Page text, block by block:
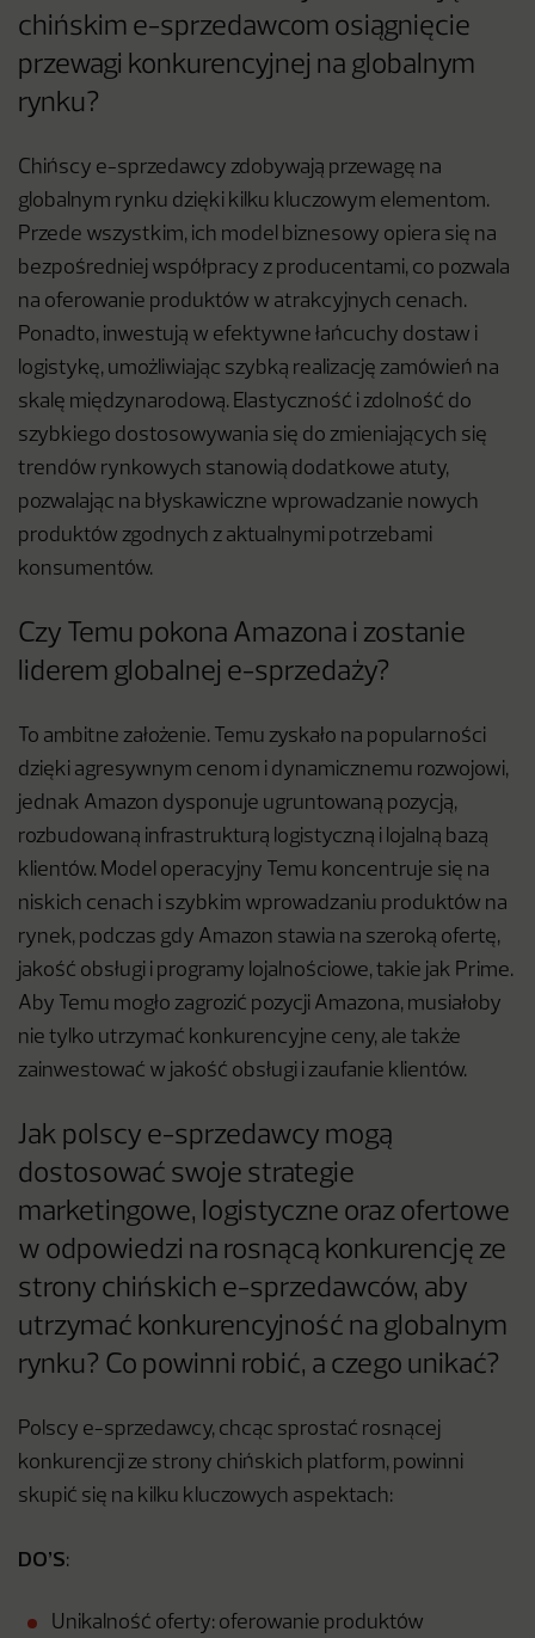
chińskim e-sprzedawcom osiągnięcie
przewagi konkurencyjnej na globalnym
rynku?
Chińscy e-sprzedawcy zdobywają przewagę na
globalnym rynku dzięki kilku kluczowym elementom.
Przede wszystkim, ich model biznesowy opiera się na
bezpośredniej współpracy z producentami, co pozwala
na oferowanie produktów w atrakcyjnych cenach.
Ponadto, inwestują w efektywne łańcuchy dostaw i
logistykę, umożliwiając szybką realizację zamówień na
skalę międzynarodową. Elastyczność i zdolność do
szybkiego dostosowywania się do zmieniających się
trendów rynkowych stanowią dodatkowe atuty,
pozwalając na błyskawiczne wprowadzanie nowych
produktów zgodnych z aktualnymi potrzebami
konsumentów.
Czy Temu pokona Amazona i zostanie
liderem globalnej e-sprzedaży?
To ambitne założenie. Temu zyskało na popularności
dzięki agresywnym cenom i dynamicznemu rozwojowi,
jednak Amazon dysponuje ugruntowaną pozycją,
rozbudowaną infrastrukturą logistyczną i lojalną bazą
klientów. Model operacyjny Temu koncentruje się na
niskich cenach i szybkim wprowadzaniu produktów na
rynek, podczas gdy Amazon stawia na szeroką ofertę,
jakość obsługi i programy lojalnościowe, takie jak Prime.
Aby Temu mogło zagrozić pozycji Amazona, musiałoby
nie tylko utrzymać konkurencyjne ceny, ale także
zainwestować w jakość obsługi i zaufanie klientów.
Jak polscy e-sprzedawcy mogą
dostosować swoje strategie
marketingowe, logistyczne oraz ofertowe
w odpowiedzi na rosnącą konkurencję ze
strony chińskich e-sprzedawców, aby
utrzymać konkurencyjność na globalnym
rynku? Co powinni robić, a czego unikać?
Polscy e-sprzedawcy, chcąc sprostać rosnącej
konkurencji ze strony chińskich platform, powinni
skupić się na kilku kluczowych aspektach:
DO’S:
Unikalność oferty: oferowanie produktów